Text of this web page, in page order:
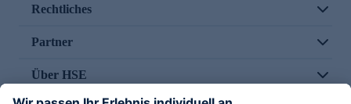
Rechtliches
Partner
Über HSE